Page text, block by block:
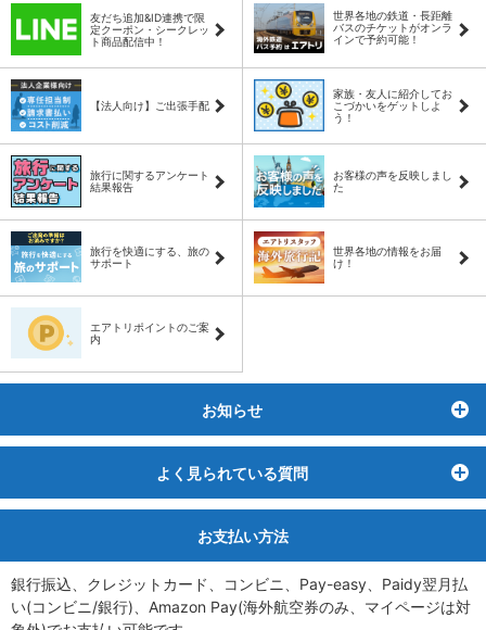
友だち追加&ID連携で限
定クーポン・シークレッ
ト商品配信中！
世界各地の鉄道・長距離
バスのチケットがオンラ
インで予約可能！
【法人向け】ご出張手配
家族・友人に紹介してお
こづかいをゲットしよ
う！
旅行に関するアンケート
結果報告
お客様の声を反映しまし
た
旅行を快適にする、旅の
サポート
世界各地の情報をお届
け！
エアトリポイントのご案
内
お知らせ ト
よく見られている質問 ト
お支払い方法
銀行振込、クレジットカード、コンビニ、Pay-easy、Paidy翌月払
い(コンビニ/銀行)、Amazon Pay(海外航空券のみ、マイページは対